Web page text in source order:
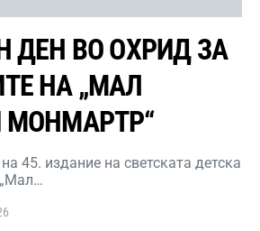
ДЕН ВО ОХРИД ЗА
НА „МАЛ
МОНМАРТР“
45. издание на светската детска